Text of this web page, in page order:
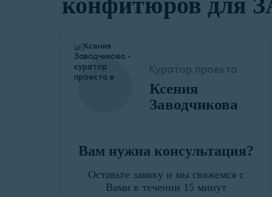
Куратор проекта
Ксения
Заводчикова
Вам нужна консультация?
Оставьте заявку и мы свяжемся с
Вами в течении 15 минут